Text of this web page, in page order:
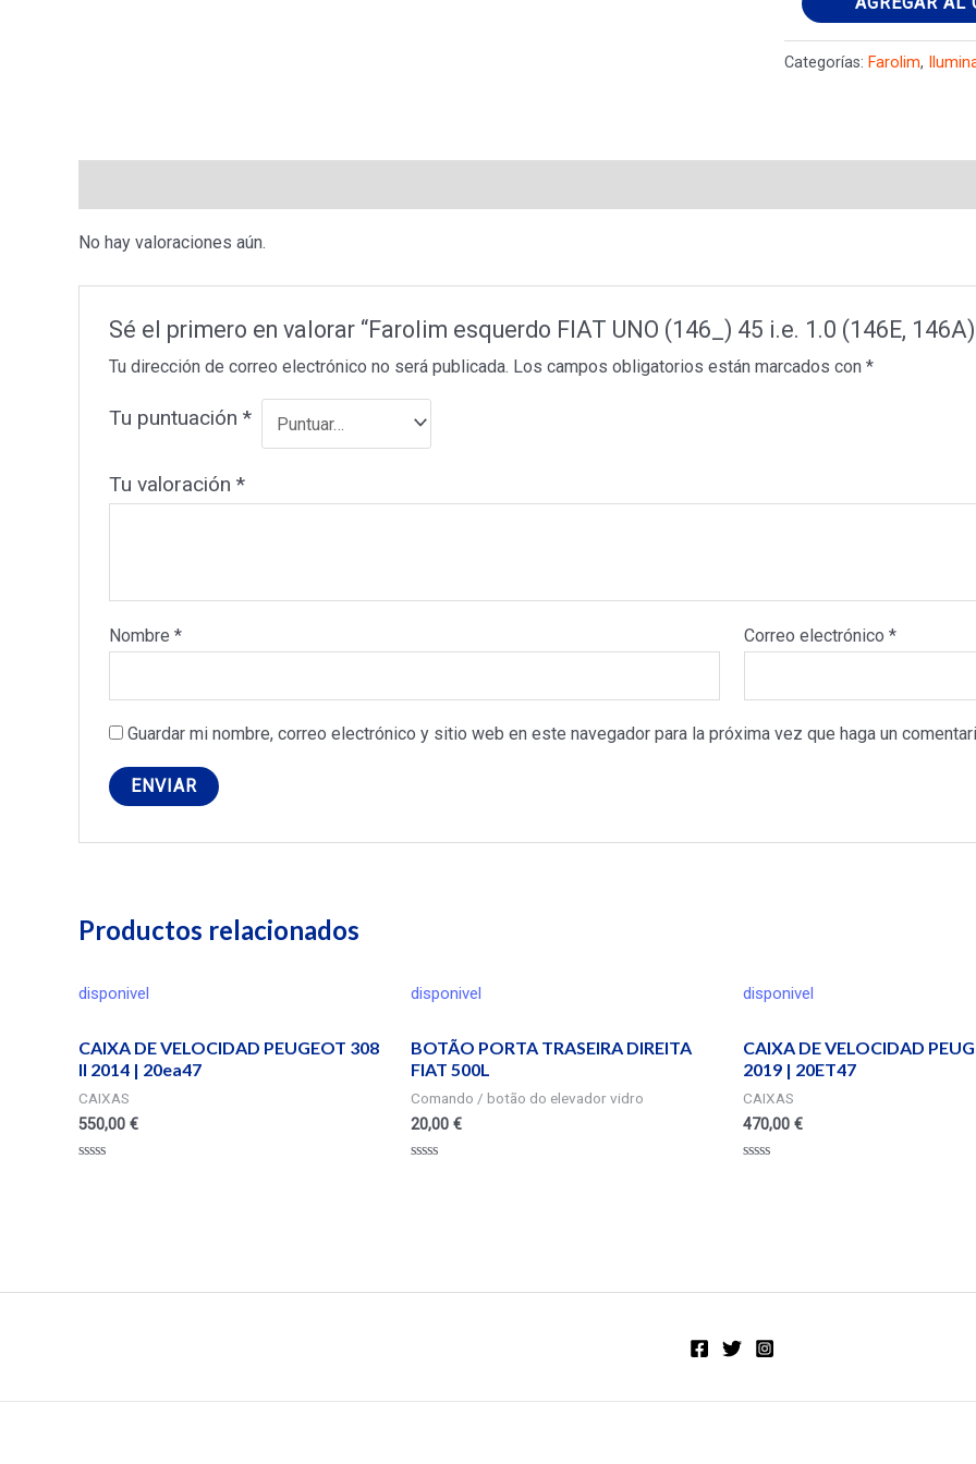
esquerdo
FIAT
45
146A)
7640239
cantidad
Categorías: Farolim,
No hay valoraciones aún.
Sé el primero en valorar “Farolim esquerdo FIAT UNO (146_) 45 i.e. 1.0 (146E,
Tu dirección de correo electrónico no será publicada. Los campos obligatorios están marcados con *
Tu puntuación *
Tu valoración *
Nombre * Correo electrónico*
Guardar mi nombre, correo electrónico y sitio web en este navegador para la próxima vez que haga un
Productos relacionados
disponivel
CAIXA DE VELOCIDAD PEUGEOT 308
II 2014 | 20ea47
CAIXAS
550,00 €
disponivel
BOTÃO PORTA TRASEIRA DIREITA
FIAT 500L
Comando / botão do elevador vidro
20,00 €
disponivel
CAIXA DE VELOCIDAD
2019 | 20ET47
CAIXAS
470,00 €